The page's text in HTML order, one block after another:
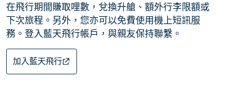
在飛行期間賺取哩數，兌換升艙、額外行李限額或
下次旅程。另外，您亦可以免費使用機上短訊服
務。登入藍天飛行帳戶，與親友保持聯繫。
加入藍天飛行